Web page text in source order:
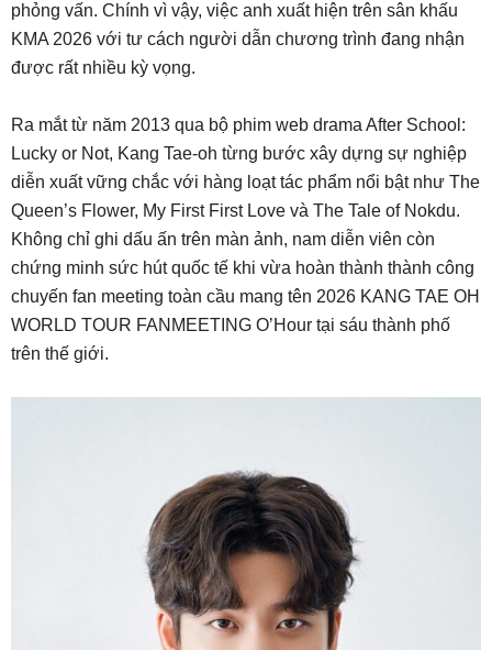
phỏng vấn. Chính vì vậy, việc anh xuất hiện trên sân khấu
KMA 2026 với tư cách người dẫn chương trình đang nhận
được rất nhiều kỳ vọng.
Ra mắt từ năm 2013 qua bộ phim web drama After School:
Lucky or Not, Kang Tae-oh từng bước xây dựng sự nghiệp
diễn xuất vững chắc với hàng loạt tác phẩm nổi bật như The
Queen’s Flower, My First First Love và The Tale of Nokdu.
Không chỉ ghi dấu ấn trên màn ảnh, nam diễn viên còn
chứng minh sức hút quốc tế khi vừa hoàn thành thành công
chuyến fan meeting toàn cầu mang tên 2026 KANG TAE OH
WORLD TOUR FANMEETING O’Hour tại sáu thành phố
trên thế giới.